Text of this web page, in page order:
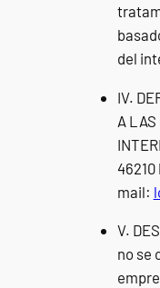
del
IV.
A LAS
mail:
V.
no se